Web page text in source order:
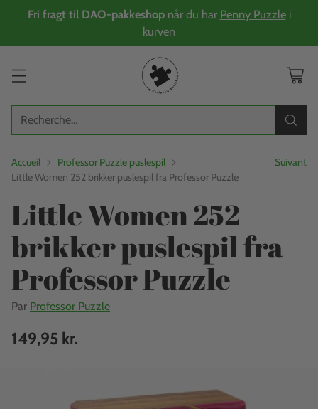
Fri fragt til DAO-pakkeshopnår du har Penny Puzzlei
kurven
Recherche…
Accueil
Professor Puzzle puslespil
Little Women 252 brikker puslespil fra Professor Puzzle
Suivant
Little Women 252
brikker puslespil fra
Professor Puzzle
Par Professor Puzzle
Prix
149,95 kr.